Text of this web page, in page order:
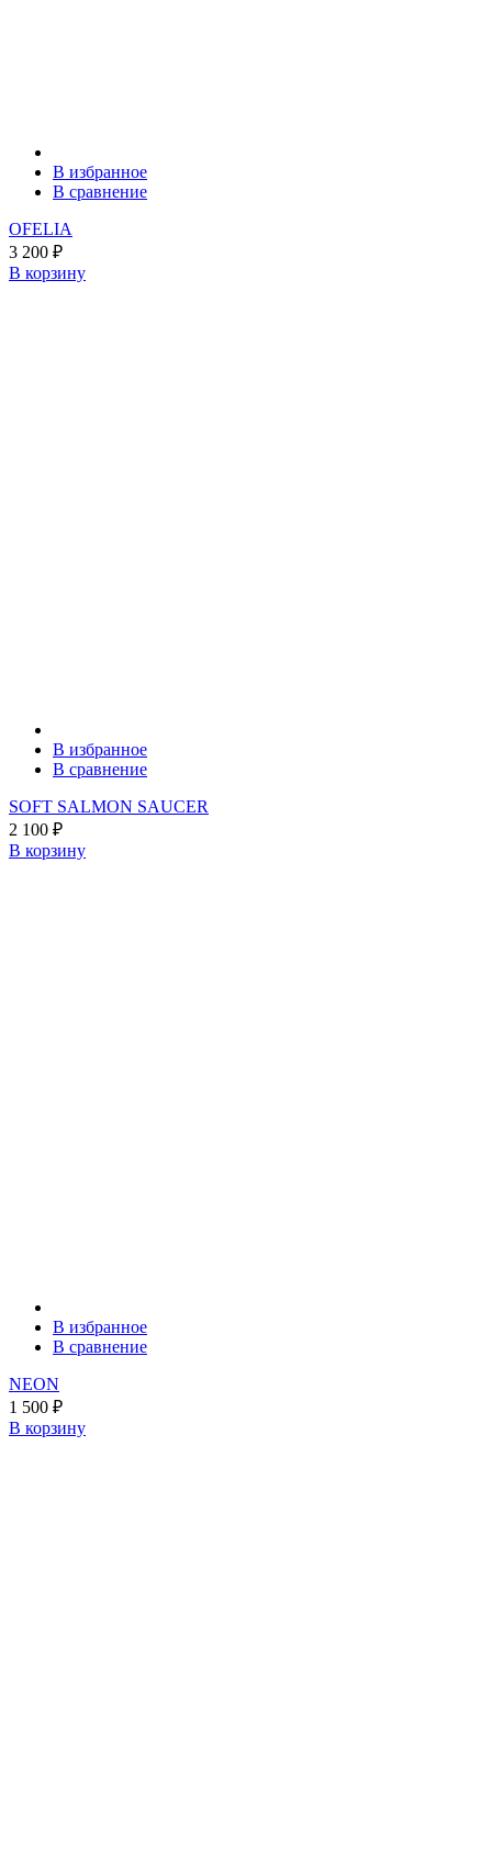
В избранное
В сравнение
OFELIA
3 200 ₽
В корзину
В избранное
В сравнение
SOFT SALMON SAUCER
2 100 ₽
В корзину
В избранное
В сравнение
NEON
1 500 ₽
В корзину